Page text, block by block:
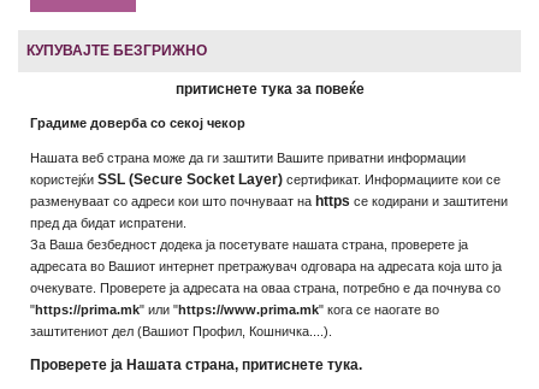
КУПУВАЈТЕ БЕЗГРИЖНО
притиснете тука за повеќе
Градиме доверба со секој чекор
Нашата веб страна може да ги заштити Вашите приватни информации
користејќи SSL (Secure Socket Layer) сертификат. Информациите кои се
разменуваат со адреси кои што почнуваат на https се кодирани и заштитени
пред да бидат испратени.
За Ваша безбедност додека ја посетувате нашата страна, проверете ја
адресата во Вашиот интернет претражувач одговара на адресата која што ја
очекувате. Проверете ја адресата на оваа страна, потребно е да почнува со
"https://prima.mk" или "https://www.prima.mk" кога се наогате во
заштитениот дел (Вашиот Профил, Кошничка....).
Проверете ја Нашата страна, притиснете тука.